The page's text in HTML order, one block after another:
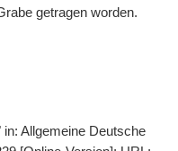
getragen worden.
in: Allgemeine Deutsche